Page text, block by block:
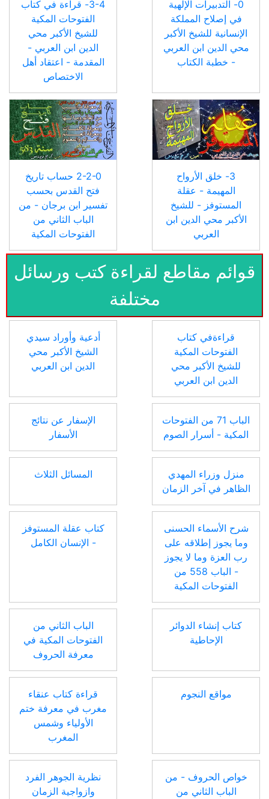
0- التدبيرات الإلهية
في إصلاح المملكة
الإنسانية للشيخ الأكبر
محي الدين ابن العربي
- خطبة الكتاب
3-4- قراءة في كتاب
الفتوحات المكية
للشيخ الأكبر محي
الدين ابن العربي -
المقدمة - اعتقاد أهل
الاختصاص
3- خلق الأرواح
المهيمة - عقلة
المستوفز - للشيخ
الأكبر محي الدين ابن
العربي
2-2-0 حساب تاريخ
فتح القدس بحسب
تفسير ابن برجان - من
الباب الثاني من
الفتوحات المكية
قوائم مقاطع لقراءة كتب ورسائل
مختلفة
قراءةفي كتاب
الفتوحات المكية
للشيخ الأكبر محي
الدين ابن العربي
أدعية وأوراد سيدي
الشيخ الأكبر محي
الدين ابن العربي
الباب 71 من الفتوحات
المكية - أسرار الصوم
الإسفار عن نتائج
الأسفار
منزل وزراء المهدي
الظاهر في آخر الزمان
المسائل الثلاث
شرح الأسماء الحسنى
وما يجوز إطلاقه على
رب العزة وما لا يجوز
- الباب 558 من
الفتوحات المكية
كتاب عقلة المستوفز
- الإنسان الكامل
كتاب إنشاء الدوائر
الإحاطية
الباب الثاني من
الفتوحات المكية في
معرفة الحروف
مواقع النجوم
قراءة كتاب عنقاء
مغرب في معرفة ختم
الأولياء وشمس
المغرب
خواص الحروف - من
الباب الثاني من
نظرية الجوهر الفرد
وازواجية الزمان